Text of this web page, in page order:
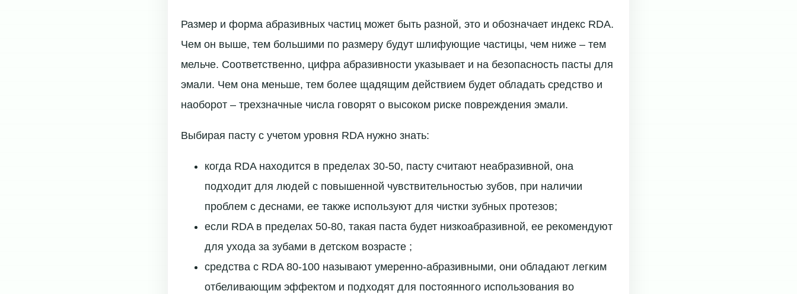
Размер и форма абразивных частиц может быть разной, это и обозначает индекс RDA.
Чем он выше, тем большими по размеру будут шлифующие частицы, чем ниже – тем
мельче. Соответственно, цифра абразивности указывает и на безопасность пасты для
эмали. Чем она меньше, тем более щадящим действием будет обладать средство и
наоборот – трехзначные числа говорят о высоком риске повреждения эмали.
Выбирая пасту с учетом уровня RDA нужно знать:
когда RDA находится в пределах 30-50, пасту считают неабразивной, она
подходит для людей с повышенной чувствительностью зубов, при наличии
проблем с деснами, ее также используют для чистки зубных протезов;
если RDA в пределах 50-80, такая паста будет низкоабразивной, ее рекомендуют
для ухода за зубами в детском возрасте ;
средства с RDA 80-100 называют умеренно-абразивными, они обладают легким
отбеливающим эффектом и подходят для постоянного использования во